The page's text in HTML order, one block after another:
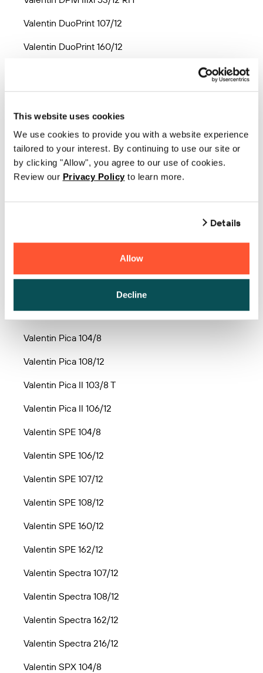
This website uses cookies
We use cookies to provide you with a website experience
tailored to your interest. By continuing to use our site or
by clicking "Allow", you agree to our use of cookies.
Review our Privacy Policy to learn more.
Details
Allow
Decline
Valentin DuoPrint 107/12
Valentin DuoPrint 160/12
Valentin Dynacode 107 RH
Valentin Dynacode 128 LH
Valentin Dynacode 128 RH
Valentin Dynacode 53 LH
Valentin Optimo 150/12
Valentin Optimo 213/12
Valentin Pica 104/8
Valentin Pica 108/12
Valentin Pica II 103/8 T
Valentin Pica II 106/12
Valentin SPE 104/8
Valentin SPE 106/12
Valentin SPE 107/12
Valentin SPE 108/12
Valentin SPE 160/12
Valentin SPE 162/12
Valentin Spectra 107/12
Valentin Spectra 108/12
Valentin Spectra 162/12
Valentin Spectra 216/12
Valentin SPX 104/8